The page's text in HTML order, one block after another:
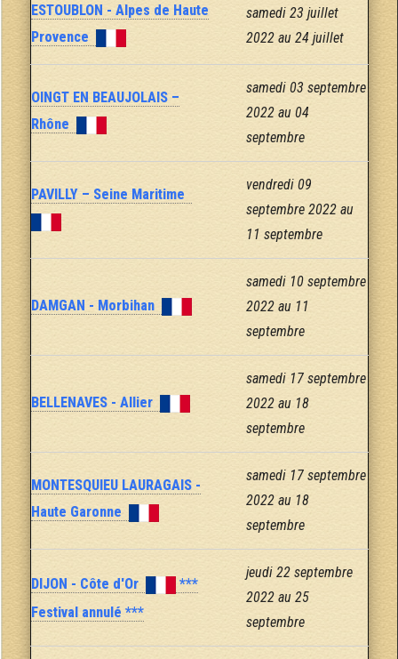
ESTOUBLON - Alpes de Haute
Provence
samedi 23 juillet
2022 au 24 juillet
OINGT EN BEAUJOLAIS –
Rhône
samedi 03 septembre
2022 au 04
septembre
PAVILLY – Seine Maritime
vendredi 09
septembre 2022 au
11 septembre
DAMGAN - Morbihan
samedi 10 septembre
2022 au 11
septembre
BELLENAVES - Allier
samedi 17 septembre
2022 au 18
septembre
MONTESQUIEU LAURAGAIS -
Haute Garonne
samedi 17 septembre
2022 au 18
septembre
DIJON - Côte d'Or
***
Festival annulé ***
jeudi 22 septembre
2022 au 25
septembre